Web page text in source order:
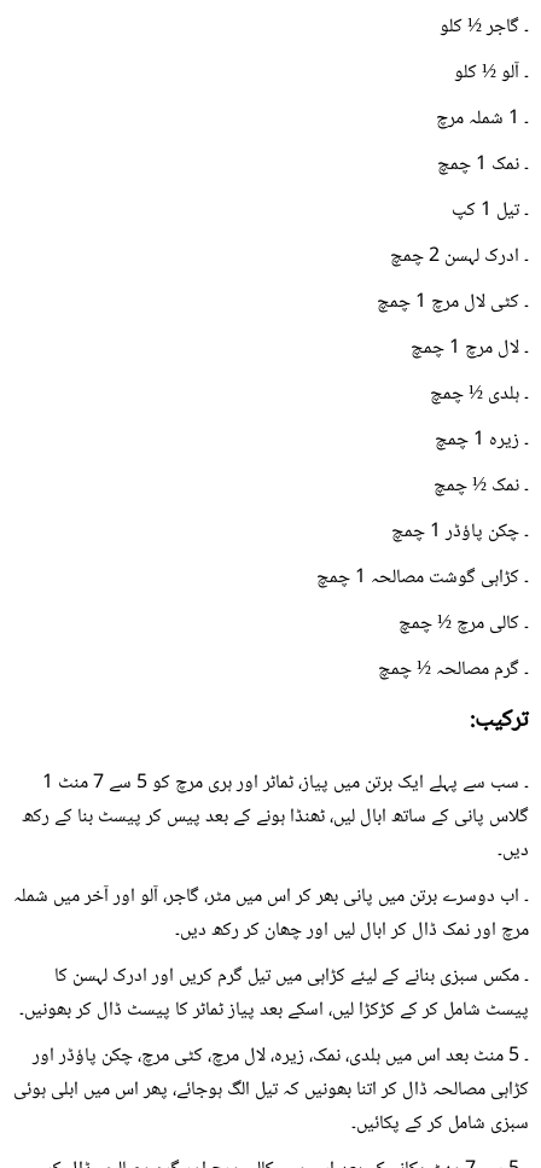
۔ گاجر ½ کلو
۔ آلو ½ کلو
۔ 1 شملہ مرچ
۔ نمک 1 چمچ
۔ تیل 1 کپ
۔ ادرک لہسن 2 چمچ
۔ کٹی لال مرچ 1 چمچ
۔ لال مرچ 1 چمچ
۔ ہلدی ½ چمچ
۔ زیرہ 1 چمچ
۔ نمک ½ چمچ
۔ چکن پاؤڈر 1 چمچ
۔ کڑاہی گوشت مصالحہ 1 چمچ
۔ کالی مرچ ½ چمچ
۔ گرم مصالحہ ½ چمچ
ترکیب:
۔ سب سے پہلے ایک برتن میں پیاز، ٹماٹر اور ہری مرچ کو 5 سے 7 منٹ 1
گلاس پانی کے ساتھ ابال لیں، ٹھنڈا ہونے کے بعد پیس کر پیسٹ بنا کے رکھ
دیں۔
۔ اب دوسرے برتن میں پانی بھر کر اس میں مٹر، گاجر، آلو اور آخر میں شملہ
مرچ اور نمک ڈال کر ابال لیں اور چھان کر رکھ دیں۔
۔ مکس سبزی بنانے کے لیئے کڑاہی میں تیل گرم کریں اور ادرک لہسن کا
پیسٹ شامل کر کے کڑکڑا لیں، اسکے بعد پیاز ٹماٹر کا پیسٹ ڈال کر بھونیں۔
۔ 5 منٹ بعد اس میں ہلدی، نمک، زیرہ، لال مرچ، کٹی مرچ، چکن پاؤڈر اور
کڑاہی مصالحہ ڈال کر اتنا بھونیں کہ تیل الگ ہوجائے، پھر اس میں ابلی ہوئی
سبزی شامل کر کے پکائیں۔